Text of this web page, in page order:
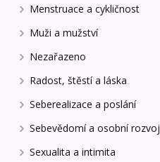
Menstruace a cykličnost
Muži a mužství
Nezařazeno
Radost, štěstí a láska
Seberealizace a poslání
Sebevědomí a osobní rozvoj
Sexualita a intimita